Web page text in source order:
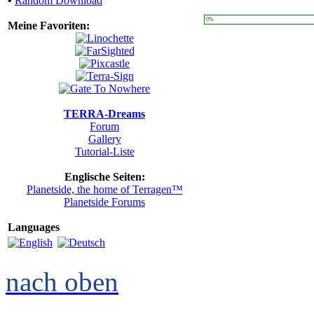
Meine Favoriten:
TERRA-Dreams
Forum
Gallery
Tutorial-Liste
Englische Seiten:
Planetside, the home of Terragen™
Planetside Forums
Languages
0%
nach oben